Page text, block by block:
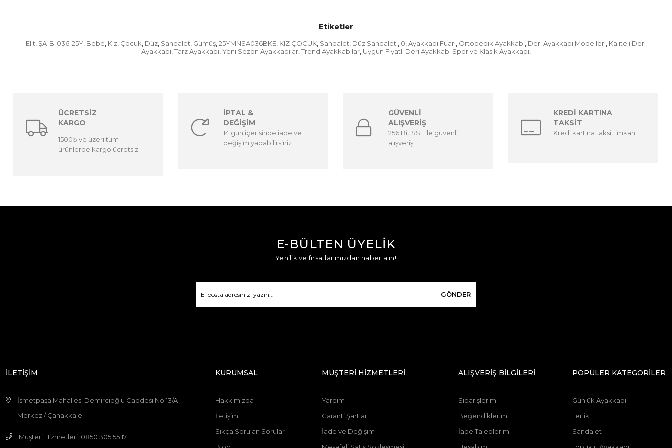
Etiketler
Elit, ŞA-B-036-25Y, Bebe, Kız, Çocuk, Düz, Sandalet, Gümüş, 25YMNSA036BKE, KIZ ÇOCUK, Sandalet, Düz Sandalet , 0, Ayakkabı Fuarı, Ortopedik Ayakkabı, Deri Ayakkabı Modelleri, Kaliteli Deri
Ayakkabı, Tarz Ayakkabı, Yeni Sezon Ayakkabılar, Trend Ayakkabılar, Uygun Fiyatlı Deri Ayakkabı Spor ve Klasik Ayakkabı,
ÜCRETSİZ
KARGO
1500₺ ve üzeri tüm
ürünlerde kargo ücretsiz.
İPTAL &
DEĞİŞİM
14 gün içerisinde iade ve
değişim yapabilirsiniz
GÜVENLİ
ALIŞVERİŞ
256 Bit SSL ile güvenli
alışveriş
KREDİ KARTINA
TAKSİT
Kredi kartına taksit imkanı
E-BÜLTEN ÜYELİK
Yenilik ve fırsatlarımızdan haber alın!
GÖNDER
İLETİŞİM
İsmetpaşa Mahallesi Demircioğlu Caddesi No:13/A
Merkez / Çanakkale
Müşteri Hizmetleri: 0850 305 55 17
KURUMSAL
Hakkımızda
İletişim
Sıkça Sorulan Sorular
MÜŞTERİ HİZMETLERİ
Yardım
Garanti Şartları
İade ve Değişim
ALIŞVERİŞ BİLGİLERİ
Siparişlerim
Beğendiklerim
İade Taleplerim
POPÜLER KATEGORİLER
Günlük Ayakkabı
Terlik
Sandalet